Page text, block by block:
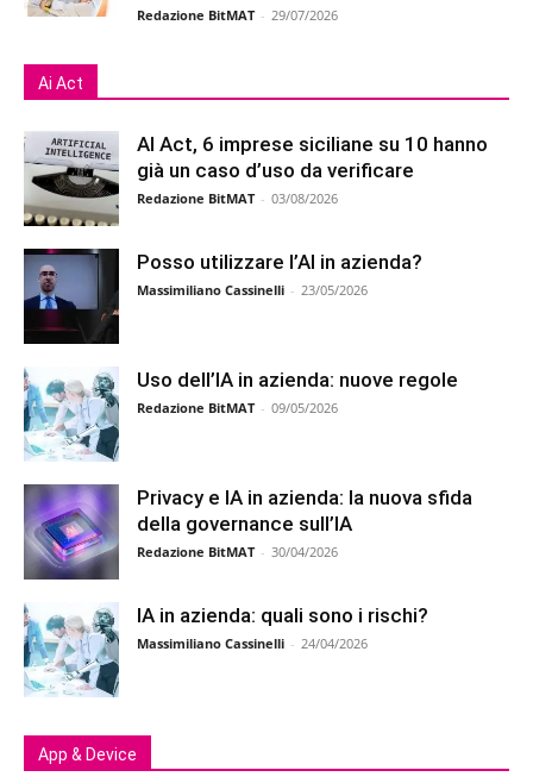
Redazione BitMAT - 29/07/2026
Ai Act
AI Act, 6 imprese siciliane su 10 hanno
già un caso d’uso da verificare
Redazione BitMAT - 03/08/2026
Posso utilizzare l’AI in azienda?
Massimiliano Cassinelli - 23/05/2026
Uso dell’IA in azienda: nuove regole
Redazione BitMAT - 09/05/2026
Privacy e IA in azienda: la nuova sfida
della governance sull’IA
Redazione BitMAT - 30/04/2026
IA in azienda: quali sono i rischi?
Massimiliano Cassinelli - 24/04/2026
App & Device